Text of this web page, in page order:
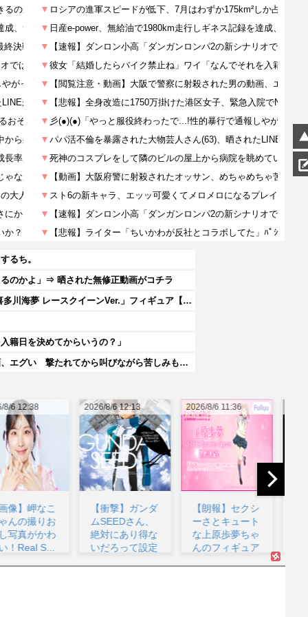
るち。
のかよ」⇒ 晒された無修正動画がコチラ
【その着せ替え人形は恋をする】 アニプレックス「喜多川海夢 レースクイーンVer.」フィギュア【再販予約開始】
籍日を決めてからいうの？」
【閲覧注意・動画】大阪で警察に射殺された男の動画、エグい 撃たれてから叫びながら苦しみもがいて死ぬ
8/6 12:13
衝撃】ガンダ
SEEDさん、
対にあり得な
だろって設定
2026/8/6 11:36
【朗報】セクシ
ーさとキュート
な上原歩夢ちゃ
んのフィギュア
2026/8/6 11:21
【名探偵プリキ
ュア】1QのIP
売上は15億円
過去3期との